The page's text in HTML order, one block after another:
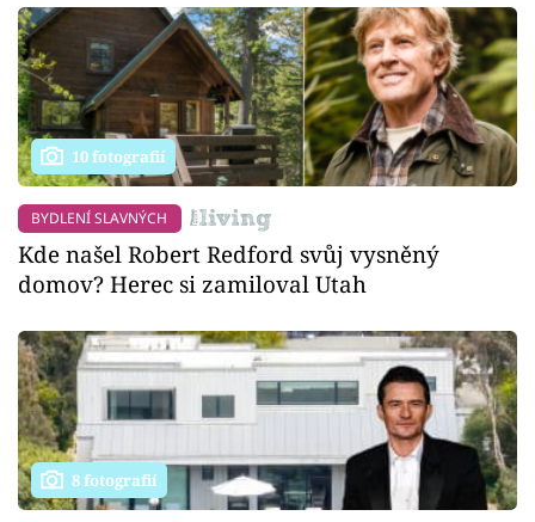
10 fotografií
BYDLENÍ SLAVNÝCH
Kde našel Robert Redford svůj vysněný
domov? Herec si zamiloval Utah
8 fotografií